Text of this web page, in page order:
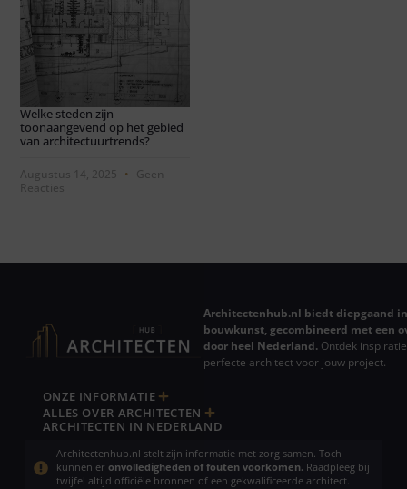
Welke steden zijn
toonaangevend op het gebied
van architectuurtrends?
Augustus 14, 2025
Geen
Reacties
Architectenhub.nl biedt diepgaand
bouwkunst, gecombineerd met een
door heel Nederland. Ontdek
perfecte architect voor jouw project.
ONZE INFORMATIE
ALLES OVER ARCHITECTEN
ARCHITECTEN IN NEDERLAND
Architectenhub.nl stelt zijn informatie met zorg samen. Toch
kunnen er onvolledigheden of fouten voorkomen. Raadpleeg bij
twijfel altijd officiële bronnen of een gekwalificeerde architect.